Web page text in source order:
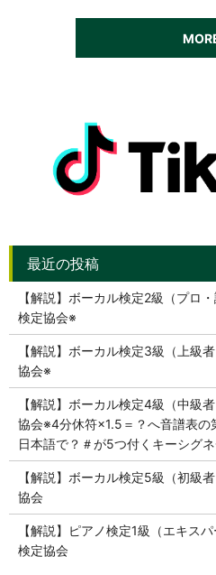
【解説】ボーカル検定2級（プロ
検定協会※
【解説】ボーカル検定3級（上級
協会※
【解説】ボーカル検定4級（中級
協会※4分休符×1.5＝？へ音譜表の
日本語で？＃が5つ付くキーシグ
【解説】ボーカル検定5級（初級
協会
【解説】ピアノ検定1級（エキス
検定協会